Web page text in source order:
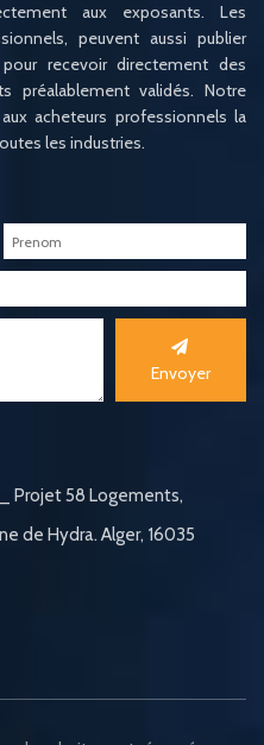
aux exposants. Les
peuvent aussi publier
recevoir directement des
préalablement validés. Notre
acheteurs professionnels la
les industries.
Envoyer
Projet 58 Logements,
de Hydra. Alger, 16035